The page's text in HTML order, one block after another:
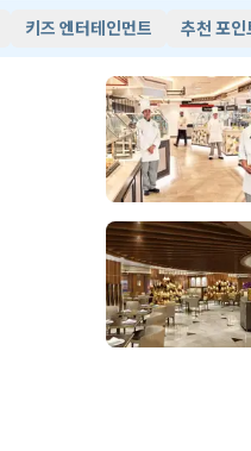
키즈 엔터테인먼트 추천 포인